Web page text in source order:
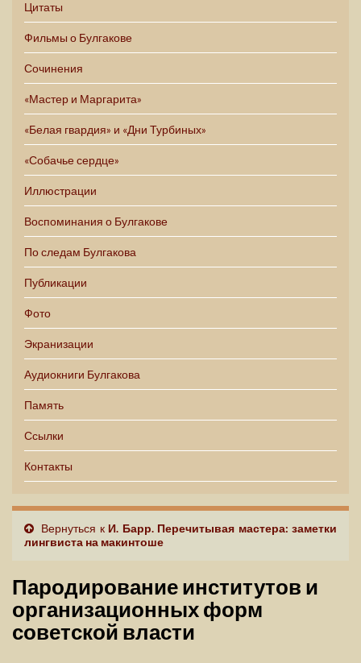
Цитаты
Фильмы о Булгакове
Сочинения
«Мастер и Маргарита»
«Белая гвардия» и «Дни Турбиных»
«Собачье сердце»
Иллюстрации
Воспоминания о Булгакове
По следам Булгакова
Публикации
Фото
Экранизации
Аудиокниги Булгакова
Память
Ссылки
Контакты
Вернуться к И. Барр. Перечитывая мастера: заметки
лингвиста на макинтоше
Пародирование институтов и
организационных форм
советской власти